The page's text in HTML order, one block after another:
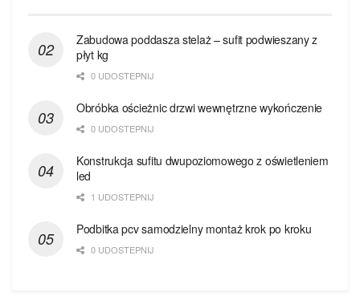
Zabudowa poddasza stelaż – sufit podwieszany z
płyt kg
0 UDOSTEPNIJ
Obróbka ościeżnic drzwi wewnętrzne wykończenie
0 UDOSTEPNIJ
Konstrukcja sufitu dwupoziomowego z oświetleniem
led
1 UDOSTEPNIJ
Podbitka pcv samodzielny montaż krok po kroku
0 UDOSTEPNIJ